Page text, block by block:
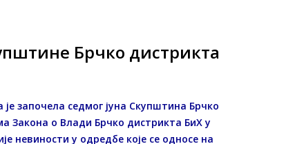
Брчко дистрикта
је започела седмог јуна Скупштина Брчко
Закона о Влади Брчко дистрикта БиХ у
невиности у одредбе које се односе на